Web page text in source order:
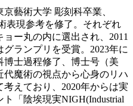
藝術大学 彫刻科卒業、
表現参考を修了。それぞれ
ー丸の内に選出され、2011
ランプリを受賞。2023年に
士過程修了、博士号（美
魔術の視点から心身のリハ
えており、2020年からは実
「陰埃現実NIGH(Industrial